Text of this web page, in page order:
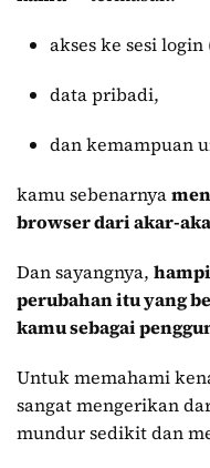
akses ke sesi
data pribadi,
dan kemampuan
kamu sebenarnya
browser dari akar-
Dan sayangnya,
perubahan itu yang
kamu sebagai
Untuk memahami
sangat mengerikan
mundur sedikit dan